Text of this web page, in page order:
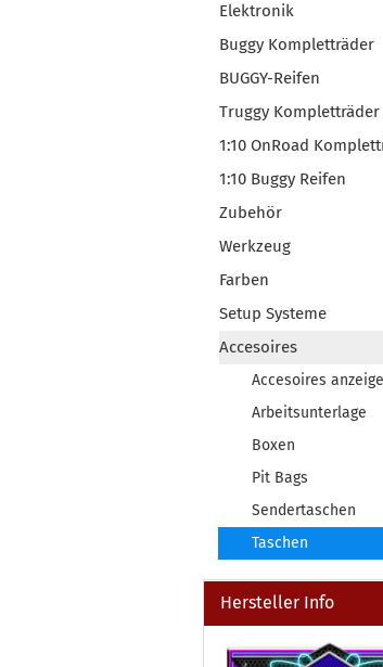
Elektronik
Buggy Kompletträder
BUGGY-Reifen
Truggy Kompletträder
1:10 OnRoad
1:10 Buggy Reifen
Zubehör
Werkzeug
Farben
Setup Systeme
Accesoires
Accesoires
Arbeitsunterlage
Boxen
Pit Bags
Sendertaschen
Taschen
Hersteller Info